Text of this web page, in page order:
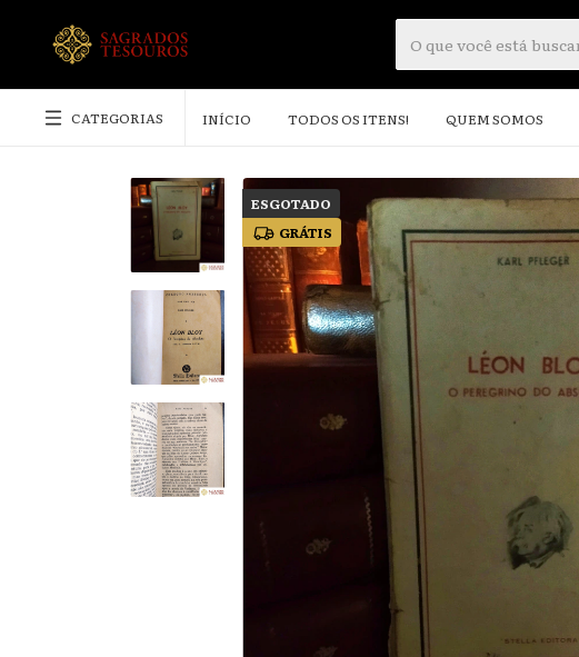
CATEGORIAS INÍCIO TODOS OS ITENS! QUEM SOMOS
ESGOTADO
GRÁTIS